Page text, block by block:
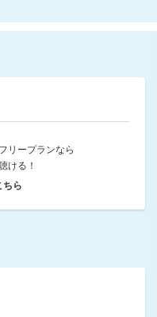
リープランなら
ける！
ちら